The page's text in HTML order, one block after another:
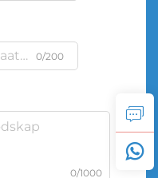
0/200
0/1000